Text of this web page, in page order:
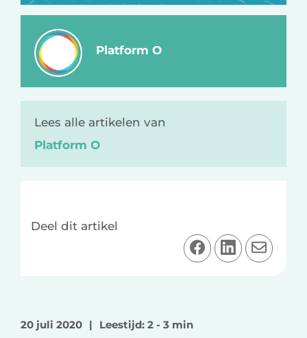
Platform O
Lees alle artikelen van
Platform O
Deel dit artikel
D
e
D
e
D
e
20 juli 2020 | Leestijd: 2 - 3 min